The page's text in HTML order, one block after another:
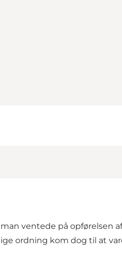
ventede på opførelsen
ordning kom dog til at